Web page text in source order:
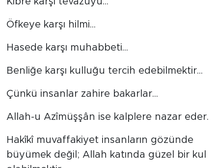
Öfkeye karşı hilmi...
Hasede karşı muhabbeti...
Benliğe karşı kulluğu tercih edebilmektir...
Çünkü insanlar zahire bakarlar...
Allah-u Azîmüşşân ise kalplere nazar eder.
Hakîkî muvaffakiyet insanların gözünde
büyümek değil; Allah katında güzel bir kul